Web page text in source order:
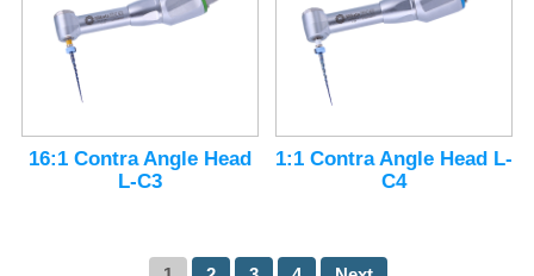
16:1 Contra Angle Head
L-C3
1:1 Contra Angle Head L-
C4